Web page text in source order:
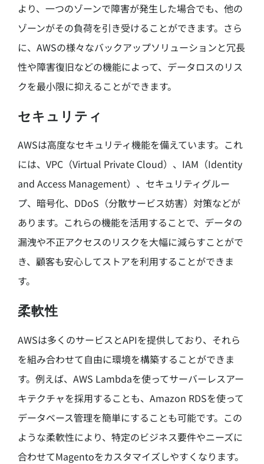
より、一つのゾーンで障害が発生した場合でも、他の
ゾーンがその負荷を引き受けることができます。さら
に、AWSの様々なバックアップソリューションと冗長
性や障害復旧などの機能によって、データロスのリス
クを最小限に抑えることができます。
セキュリティ
AWSは高度なセキュリティ機能を備えています。これ
には、VPC（Virtual Private Cloud）、IAM（Identity
and Access Management）、セキュリティグルー
プ、暗号化、DDoS（分散サービス妨害）対策などが
あります。これらの機能を活用することで、データの
漏洩や不正アクセスのリスクを大幅に減らすことがで
き、顧客も安心してストアを利用することができま
す。
柔軟性
AWSは多くのサービスとAPIを提供しており、それら
を組み合わせて自由に環境を構築することができま
す。例えば、AWS Lambdaを使ってサーバーレスアー
キテクチャを採用することも、Amazon RDSを使って
データベース管理を簡単にすることも可能です。この
ような柔軟性により、特定のビジネス要件やニーズに
合わせてMagentoをカスタマイズしやすくなります。